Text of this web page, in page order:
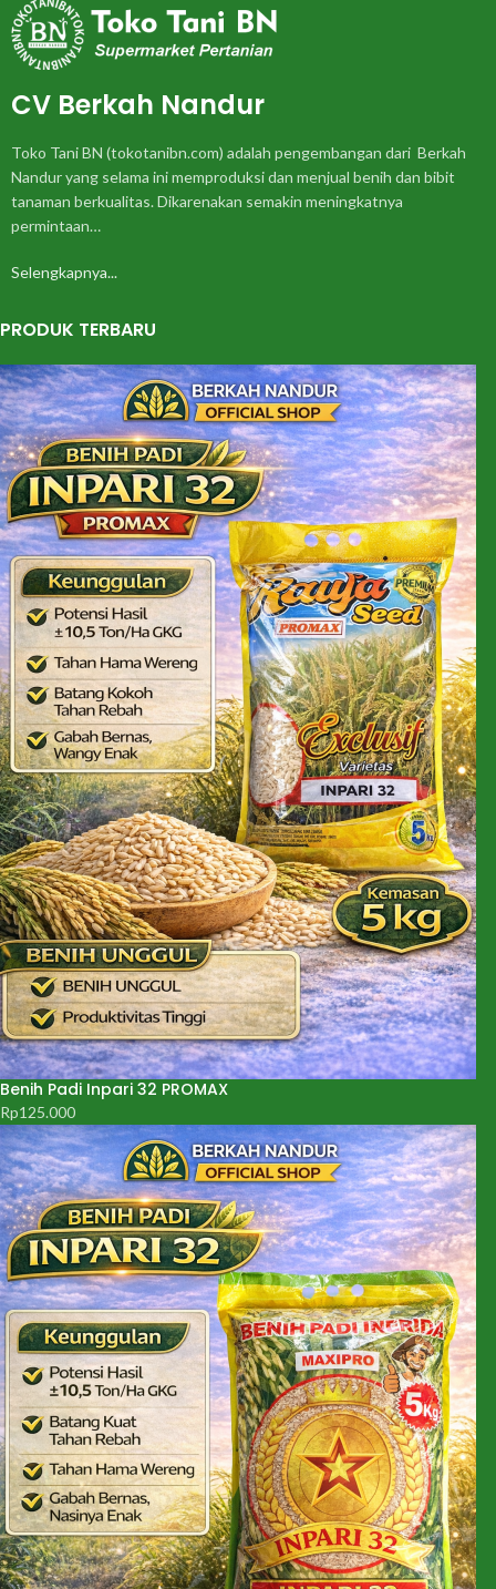
CV Berkah Nandur
Toko Tani BN (tokotanibn.com) adalah pengembangan dari Berkah
Nandur yang selama ini memproduksi dan menjual benih dan bibit
tanaman berkualitas. Dikarenakan semakin meningkatnya
permintaan…
Selengkapnya...
PRODUK TERBARU
Benih Padi Inpari 32 PROMAX
Rp125.000